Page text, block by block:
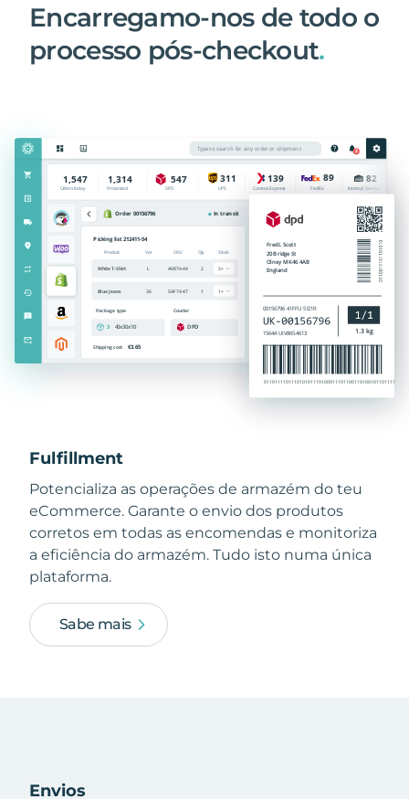
Encarregamo-nos de todo o
processo pós-checkout.
Fulfillment
Potencializa as operações de armazém do teu
eCommerce. Garante o envio dos produtos
corretos em todas as encomendas e monitoriza
a eficiência do armazém. Tudo isto numa única
plataforma.
Sabe mais
Envios